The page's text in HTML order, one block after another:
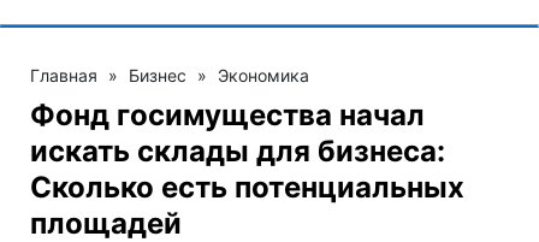
Главная » Бизнес » Экономика
Фонд госимущества начал
искать склады для бизнеса:
Сколько есть потенциальных
площадей